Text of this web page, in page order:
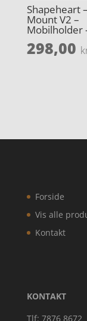
Shapeheart
Mount V2 –
Mobilholder
298,00
Forside
Vis alle
Kontakt
KONTAKT
Tlf: 7876 8672